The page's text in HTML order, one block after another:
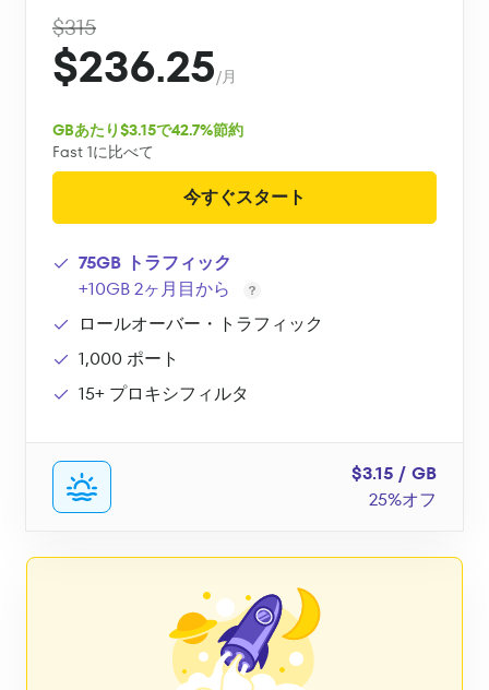
$315
$236.25/月
GBあたり$3.15で42.7%節約
Fast 1に比べて
今すぐスタート
75GB トラフィック
+10GB 2ヶ月目から
ロールオーバー・トラフィック
1,000 ポート
15+ プロキシフィルタ
$3.15 / GB
25%オフ